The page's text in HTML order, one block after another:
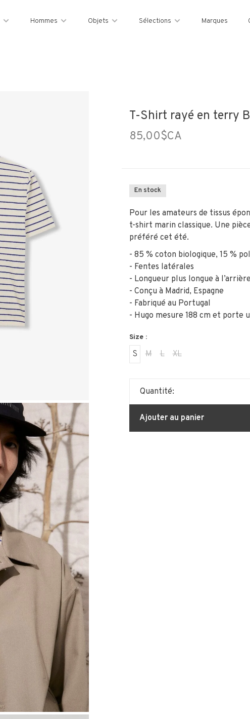
Hommes Objets Sélections Marques
T-Shirt rayé en terry
85,00$CA
En stock
Pour les amateurs de tissus
t-shirt marin classique. Une
préféré cet été.
- 85 % coton biologique, 15 %
- Fentes latérales
- Longueur plus longue à l’arrière
- Conçu à Madrid, Espagne
- Fabriqué au Portugal
- Hugo mesure 188 cm et porte
Size :
S M L XL
Quantité:
Ajouter au panier